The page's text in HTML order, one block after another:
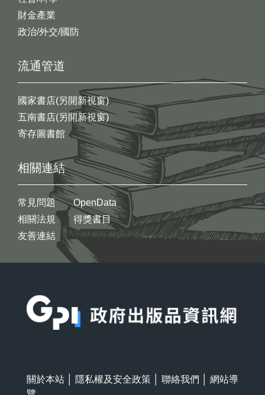
財金產業
政治/外交/國防
流通管道
國家書店(另開新視窗)
五南書店(另開新視窗)
寄存圖書館
相關連結
常見問題
相關法規
友善連結
OpenData
得獎書目
關於本站 隱私權及安全政策 聯絡我們
網站導